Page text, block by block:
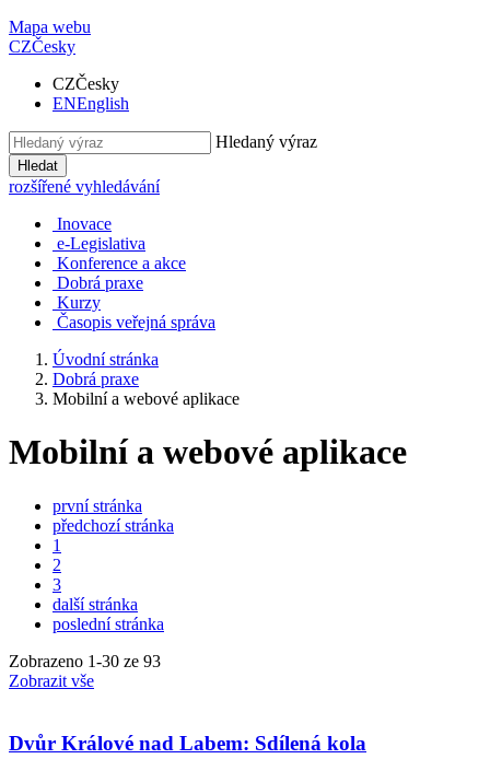
Mapa webu
CZČesky
CZČesky
ENEnglish
Hledaný výraz
Hledat
rozšířené vyhledávání
Inovace
e-Legislativa
Konference a akce
Dobrá praxe
Kurzy
Časopis veřejná správa
Úvodní stránka
Dobrá praxe
Mobilní­ a webové aplikace
Mobilní­ a webové aplikace
první stránka
předchozí stránka
1
2
3
další stránka
poslední stránka
Zobrazeno 1-30 ze 93
Zobrazit vše
Dvůr Králové nad Labem: Sdílená kola